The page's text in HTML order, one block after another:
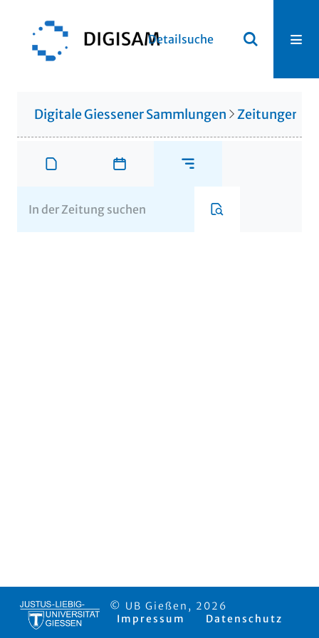
Detailsuche
Digitale Giessener Sammlungen Zeitungen
© UB Gießen, 2026
Impressum
Datenschutz